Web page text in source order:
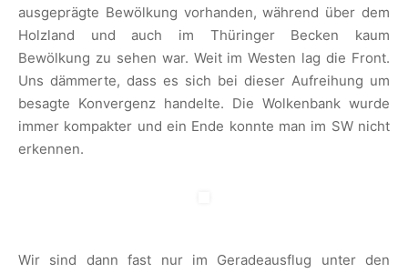
ausgeprägte Bewölkung vorhanden, während über dem
Holzland und auch im Thüringer Becken kaum
Bewölkung zu sehen war. Weit im Westen lag die Front.
Uns dämmerte, dass es sich bei dieser Aufreihung um
besagte Konvergenz handelte. Die Wolkenbank wurde
immer kompakter und ein Ende konnte man im SW nicht
erkennen.
Wir sind dann fast nur im Geradeausflug unter den